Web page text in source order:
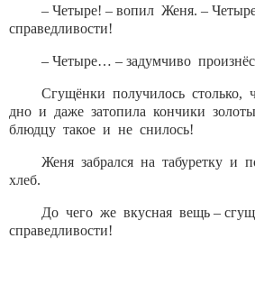
– Четыре! – вопил Женя. –
справедливости!
– Четыре… – задумчиво произнёс
Сгущёнки получилось столько,
дно и даже затопила кончики
блюдцу такое и не снилось!
Женя забрался на табуретку и
хлеб.
До чего же вкусная вещь –
справедливости!